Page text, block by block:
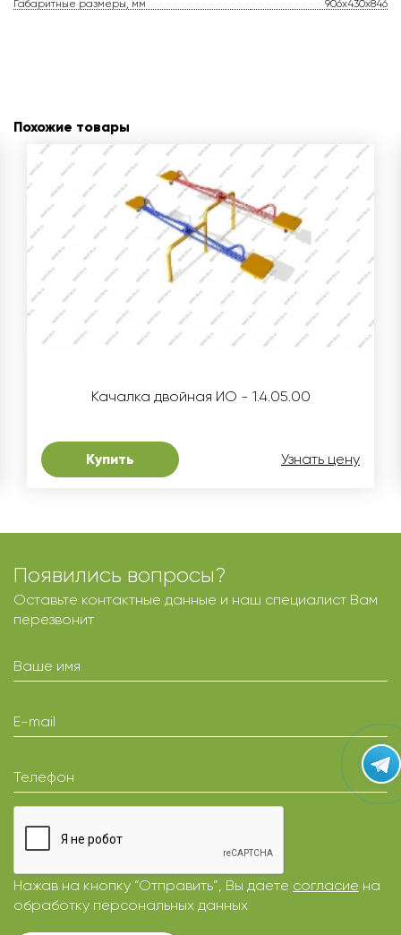
Габаритные размеры, мм 906x430x846
Похожие товары
Качалка двойная ИО - 1.4.05.00
Купить Узнать цену
Появились вопросы?
Оставьте контактные данные и наш специалист Вам
перезвонит
Ваше имя
E-mail
Телефон
Нажав на кнопку “Отправить”, Вы даете согласие на
обработку персональных данных